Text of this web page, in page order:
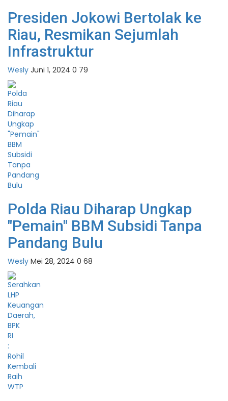
Presiden Jokowi Bertolak ke
Riau, Resmikan Sejumlah
Infrastruktur
Wesly Juni 1, 2024 0 79
Polda Riau Diharap Ungkap
"Pemain" BBM Subsidi Tanpa
Pandang Bulu
Wesly Mei 28, 2024 0 68